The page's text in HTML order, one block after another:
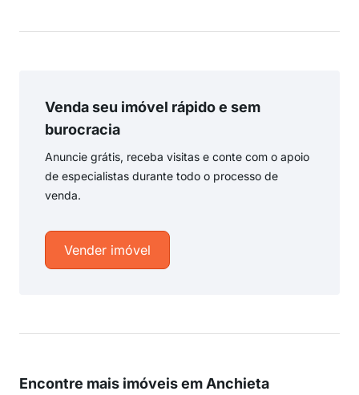
Venda seu imóvel rápido e sem
burocracia
Anuncie grátis, receba visitas e conte com o apoio
de especialistas durante todo o processo de
venda.
Vender imóvel
Encontre mais imóveis em Anchieta